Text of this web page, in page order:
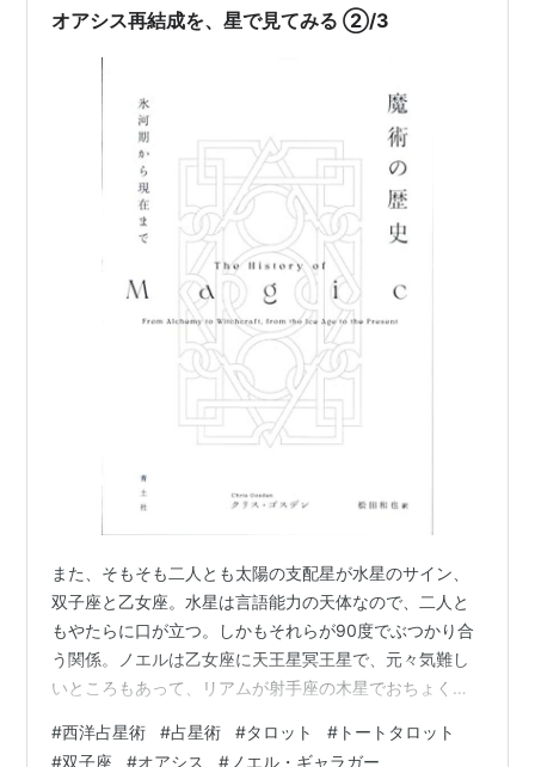
そんなことを考えて 来ることがない列車を待ってたんだ
オアシス再結成を、星で見てみる ②/3
また、そもそも二人とも太陽の支配星が水星のサイン、
双子座と乙女座。水星は言語能力の天体なので、二人と
もやたらに口が立つ。しかもそれらが90度でぶつかり合
う関係。ノエルは乙女座に天王星冥王星で、元々気難し
いところもあって、リアムが射手座の木星でおちょくる
私はむしろ、兄弟らがコケにしてた（というか何でもコ
#西洋占星術 #占星術 #タロット # トートタロット
#双子座 #オアシス # ノエル・ギャラガー